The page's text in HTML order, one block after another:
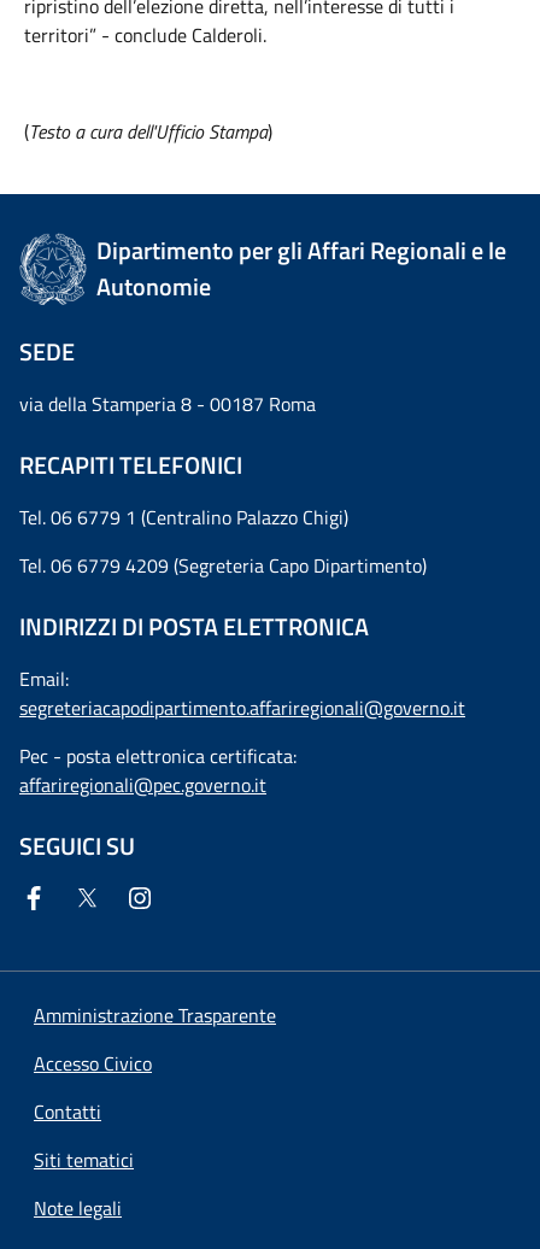
ripristino dell’elezione diretta, nell’interesse di tutti i
territori” - conclude Calderoli.
(Testo a cura dell'Ufficio Stampa)
Dipartimento per gli Affari Regionali e le
Autonomie
SEDE
via della Stamperia 8 - 00187 Roma
RECAPITI TELEFONICI
Tel. 06 6779 1 (Centralino Palazzo Chigi)
Tel. 06 6779 4209 (Segreteria Capo Dipartimento)
INDIRIZZI DI POSTA ELETTRONICA
Email:
segreteriacapodipartimento.affariregionali@governo.it
Pec - posta elettronica certificata:
affariregionali@pec.governo.it
SEGUICI SU
Amministrazione Trasparente
Accesso Civico
Contatti
Siti tematici
Note legali